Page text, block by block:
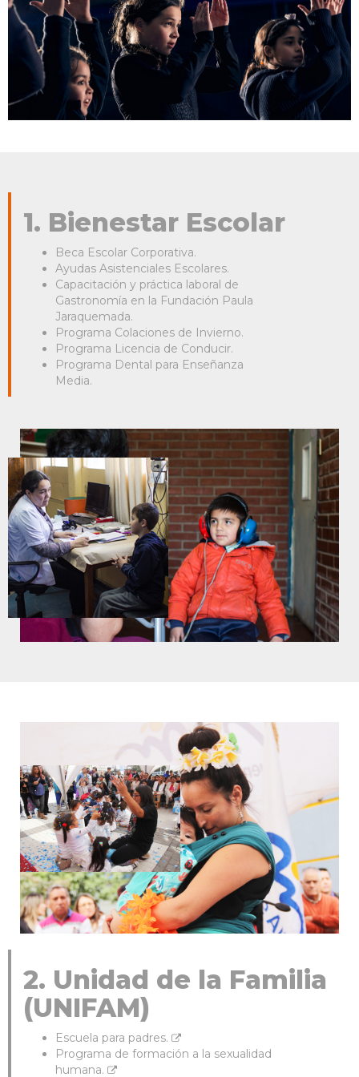
1. Bienestar Escolar
Beca Escolar Corporativa.
Ayudas Asistenciales Escolares.
Capacitación y práctica laboral de
Gastronomía en la Fundación Paula
Jaraquemada.
Programa Colaciones de Invierno.
Programa Licencia de Conducir.
Programa Dental para Enseñanza
Media.
2. Unidad de la Familia
(UNIFAM)
Escuela para padres.
Programa de formación a la sexualidad
humana.